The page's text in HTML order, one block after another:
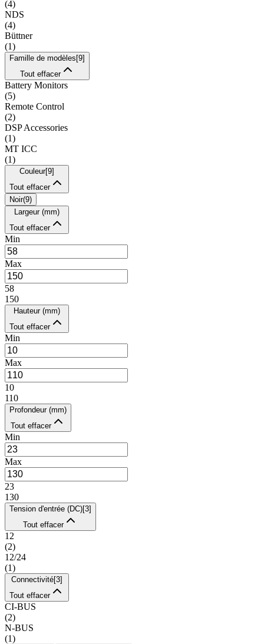
(4)
NDS
(4)
Büttner
(1)
Famille de modèles [9]
Tout effacer
Battery Monitors
(5)
Remote Control
(2)
DSP Accessories
(1)
MT ICC
(1)
Couleur[9]
Tout effacer
Noir(9)
Largeur (mm)
Tout effacer
Min
Max
58
150
Hauteur (mm)
Tout effacer
Min
Max
10
110
Profondeur (mm)
Tout effacer
Min
Max
23
130
Tension d'entrée (DC)[3]
Tout effacer
12
(2)
12/24
(1)
Connectivité[3]
Tout effacer
CI-BUS
(2)
N-BUS
(1)